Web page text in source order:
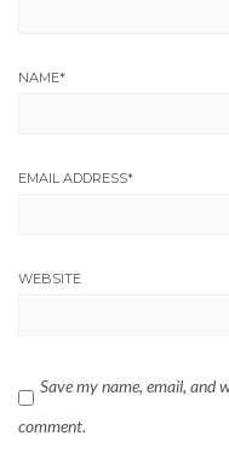
NAME*
EMAIL ADDRESS*
WEBSITE
Save my name, email, and
comment.